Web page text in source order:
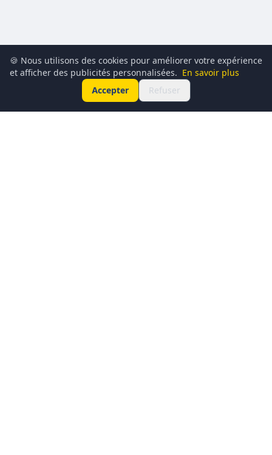
🍪 Nous utilisons des cookies pour améliorer votre expérience
et afficher des publicités personnalisées. En savoir plus
Accepter
Refuser